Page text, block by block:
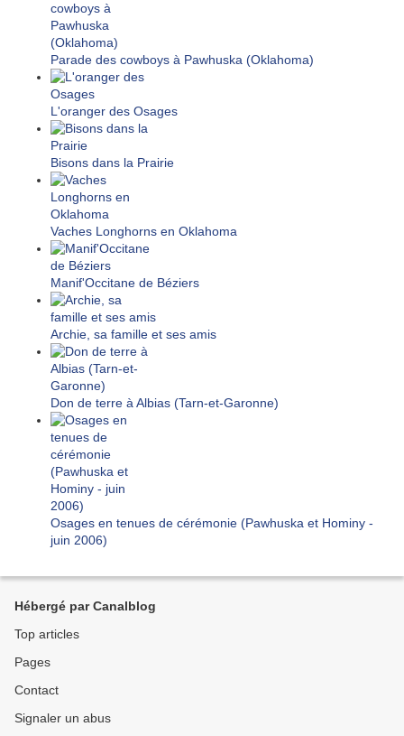
Parade des cowboys à Pawhuska (Oklahoma)
L'oranger des Osages
Bisons dans la Prairie
Vaches Longhorns en Oklahoma
Manif'Occitane de Béziers
Archie, sa famille et ses amis
Don de terre à Albias (Tarn-et-Garonne)
Osages en tenues de cérémonie (Pawhuska et Hominy -
juin 2006)
Hébergé par Canalblog
Top articles
Pages
Contact
Signaler un abus